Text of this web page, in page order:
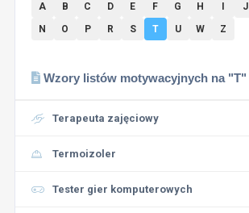
A B C D E F G H J
N
O P R S T U W Z
Wzory listów motywacyjnych na "T"
Terapeuta zajęciowy
Termoizoler
Tester gier komputerowych